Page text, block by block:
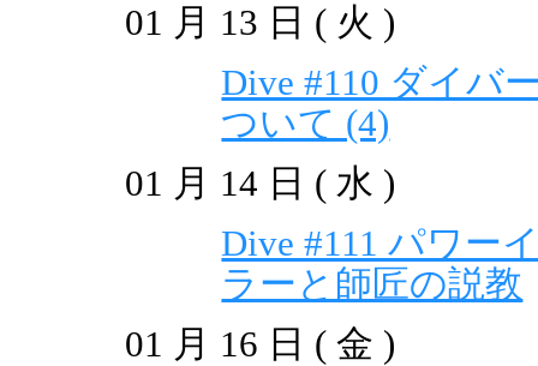
01 月 13 日 ( 火 )
Dive #110 ダイバ
ついて (4)
01 月 14 日 ( 水 )
Dive #111 パワー
ラーと師匠の説教
01 月 16 日 ( 金 )